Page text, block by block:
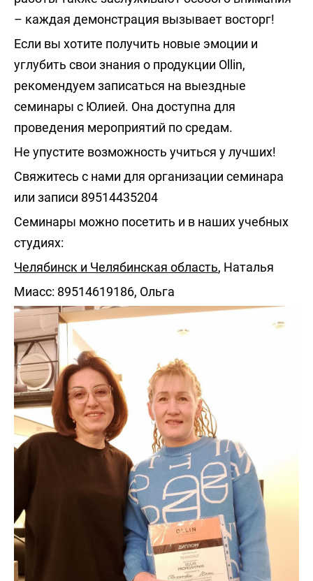
– каждая демонстрация вызывает восторг!
Если вы хотите получить новые эмоции и
углубить свои знания о продукции Ollin,
рекомендуем записаться на выездные
семинары с Юлией. Она доступна для
проведения мероприятий по средам.
Не упустите возможность учиться у лучших!
Свяжитесь с нами для организации семинара
или записи 89514435204
Семинары можно посетить и в наших учебных
студиях:
Челябинск и Челябинская область, Наталья
Миасс: 89514619186, Ольга